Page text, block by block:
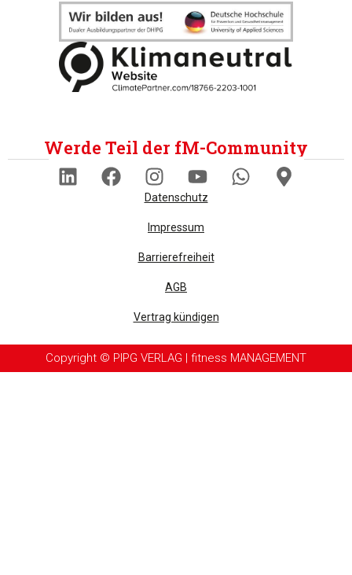
Werde Teil der fM-Community
Datenschutz
Impressum
Barrierefreiheit
AGB
Vertrag kündigen
Copyright © PIPG VERLAG | fitness MANAGEMENT